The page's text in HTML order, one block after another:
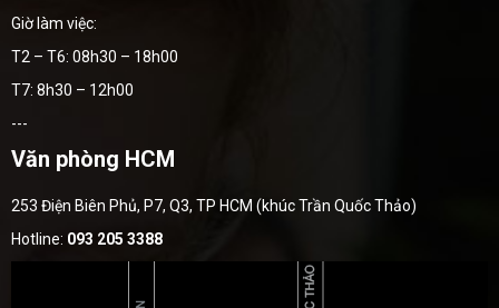
Giờ làm việc:
T2 – T6: 08h30 – 18h00
T7: 8h30 – 12h00
---
Văn phòng HCM
253 Điện Biên Phủ, P7, Q3, TP HCM (khúc Trần Quốc Thảo)
Hotline: 093 205 3388